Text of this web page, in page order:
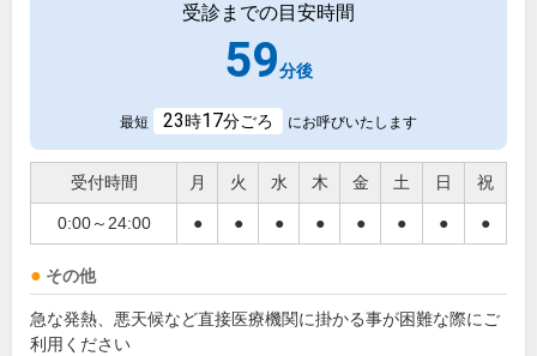
受診までの目安時間
59分後
最短 23時17分ごろ にお呼びいたします
受付時間 月 火 水 木 金 土 日 祝
0:00～24:00 ● ● ● ● ● ● ● ●
その他
急な発熱、悪天候など直接医療機関に掛かる事が困難な際にご
利用ください